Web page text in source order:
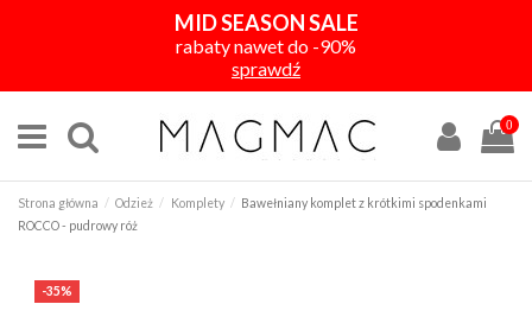
MID SEASON SALE
rabaty nawet do -90%
sprawdź
0
Strona główna Odzież Komplety
Bawełniany komplet z krótkimi spodenkami
ROCCO - pudrowy róż
-35%